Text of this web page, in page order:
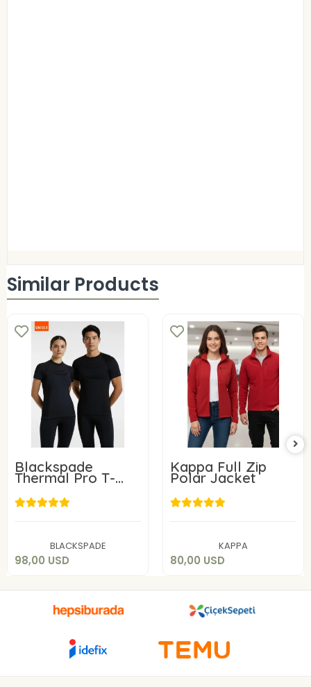
Similar Products
Blackspade
Thermal Pro T-
Shirt 9570
BLACKSPADE
98,00 USD
98,00 USD
Kappa Full Zip
Polar Jacket
KAPPA
80,00 USD
80,00 USD